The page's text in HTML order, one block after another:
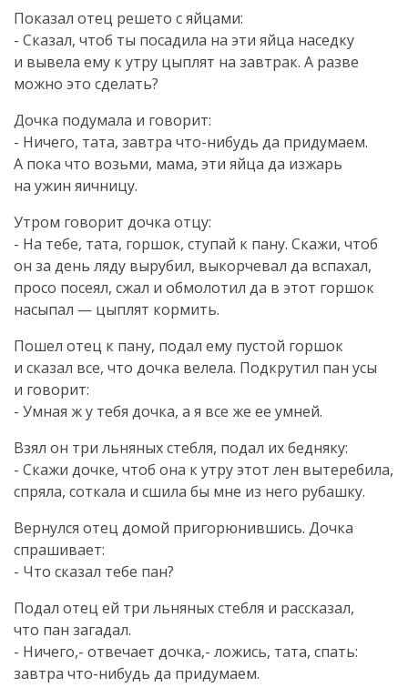
Показал отец решето с яйцами:
- Сказал, чтоб ты посадила на эти яйца наседку
и вывела ему к утру цыплят на завтрак. А разве
можно это сделать?
Дочка подумала и говорит:
- Ничего, тата, завтра что-нибудь да придумаем.
А пока что возьми, мама, эти яйца да изжарь
на ужин яичницу.
Утром говорит дочка отцу:
- На тебе, тата, горшок, ступай к пану. Скажи, чтоб
он за день ляду вырубил, выкорчевал да вспахал,
просо посеял, сжал и обмолотил да в этот горшок
насыпал — цыплят кормить.
Пошел отец к пану, подал ему пустой горшок
и сказал все, что дочка велела. Подкрутил пан усы
и говорит:
- Умная ж у тебя дочка, а я все же ее умней.
Взял он три льняных стебля, подал их бедняку:
- Скажи дочке, чтоб она к утру этот лен вытеребила,
спряла, соткала и сшила бы мне из него рубашку.
Вернулся отец домой пригорюнившись. Дочка
спрашивает:
- Что сказал тебе пан?
Подал отец ей три льняных стебля и рассказал,
что пан загадал.
- Ничего,- отвечает дочка,- ложись, тата, спать:
завтра что-нибудь да придумаем.